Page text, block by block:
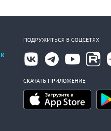
ПОДРУЖИТЬСЯ В СОЦСЕТЯХ
СКАЧАТЬ ПРИЛОЖЕНИЕ